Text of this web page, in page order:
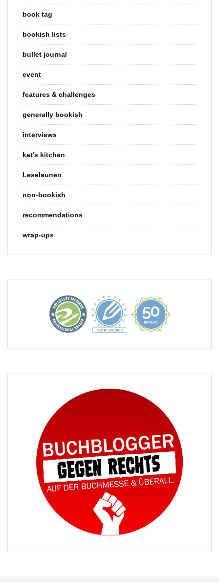
book tag
bookish lists
bullet journal
event
features & challenges
generally bookish
interviews
kat's kitchen
Leselaunen
non-bookish
recommendations
wrap-ups